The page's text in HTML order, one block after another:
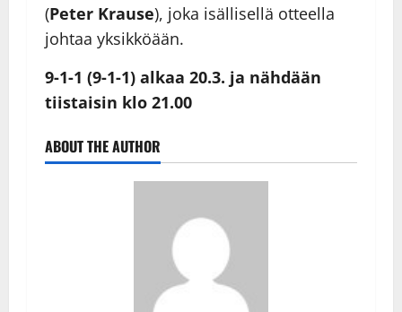
(Peter Krause), joka isällisellä otteella
johtaa yksikköään.
9-1-1 (9-1-1) alkaa 20.3. ja nähdään
tiistaisin klo 21.00
ABOUT THE AUTHOR